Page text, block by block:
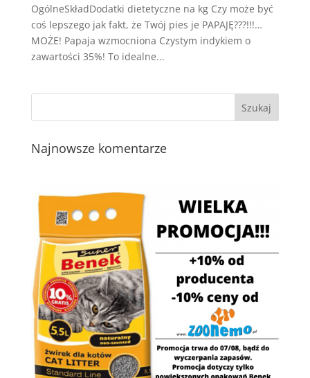
OgólneSkładDodatki dietetyczne na kg Czy może być
coś lepszego jak fakt, że Twój pies je PAPAJĘ???!!!…
MOŻE! Papaja wzmocniona Czystym indykiem o
zawartości 35%! To idealne...
Najnowsze komentarze